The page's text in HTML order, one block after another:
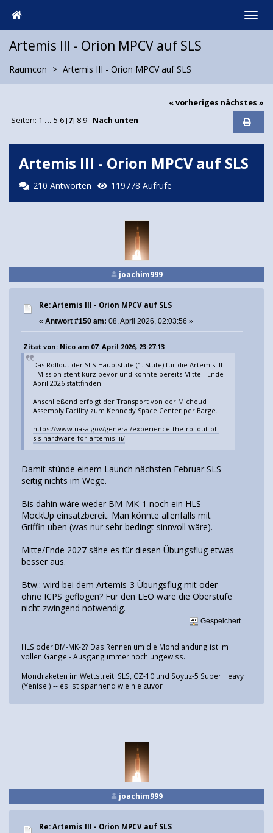
Artemis III - Orion MPCV auf SLS
Raumcon Artemis III - Orion MPCV auf SLS
« vorheriges nächstes »
Seiten: 1 ... 5 6[7] 8 9 Nach unten
Artemis III - Orion MPCV auf SLS
210 Antworten 119778 Aufrufe
joachim999
Re: Artemis III - Orion MPCV auf SLS
« Antwort #150 am: 08. April 2026, 02:03:56 »
Zitat von: Nico am 07. April 2026, 23:27:13
Das Rollout der SLS-Hauptstufe (1. Stufe) für die Artemis III
- Mission steht kurz bevor und könnte bereits Mitte - Ende
April 2026 stattfinden.
Anschließend erfolgt der Transport von der Michoud
Assembly Facility zum Kennedy Space Center per Barge.
https://www.nasa.gov/general/experience-the-rollout-of-
sls-hardware-for-artemis-iii/
Damit stünde einem Launch nächsten Februar SLS-
seitig nichts im Wege.
Bis dahin wäre weder BM-MK-1 noch ein HLS-
MockUp einsatzbereit. Man könnte allenfalls mit
Griffin üben (was nur sehr bedingt sinnvoll wäre).
Mitte/Ende 2027 sähe es für diesen Übungsflug etwas
besser aus.
Btw.: wird bei dem Artemis-3 Übungsflug mit oder
ohne ICPS geflogen? Für den LEO wäre die Oberstufe
nicht zwingend notwendig.
Gespeichert
HLS oder BM-MK-2? Das Rennen um die Mondlandung ist im
vollen Gange - Ausgang immer noch ungewiss.
Mondraketen im Wettstreit: SLS, CZ-10 und Soyuz-5 Super Heavy
(Yenisei) -- es ist spannend wie nie zuvor
joachim999
Re: Artemis III - Orion MPCV auf SLS